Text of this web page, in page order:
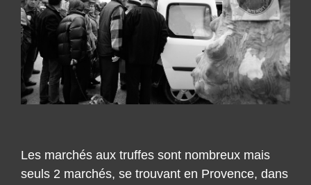
seuls 2 marchés, se trouvant en Provence, dans
le Vaucluse se disputent la faveur des amateurs